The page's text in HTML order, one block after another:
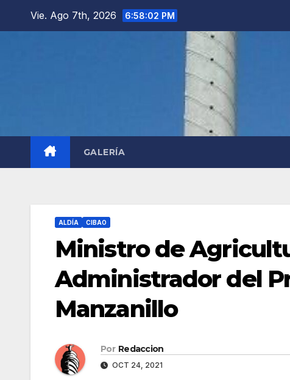
Vie. Ago 7th, 2026 6:58:04 PM
GALERÍA
ALDÍA CIBAO
Ministro de
Administrador del
Manzanillo
Por Redaccion
OCT 24, 2021